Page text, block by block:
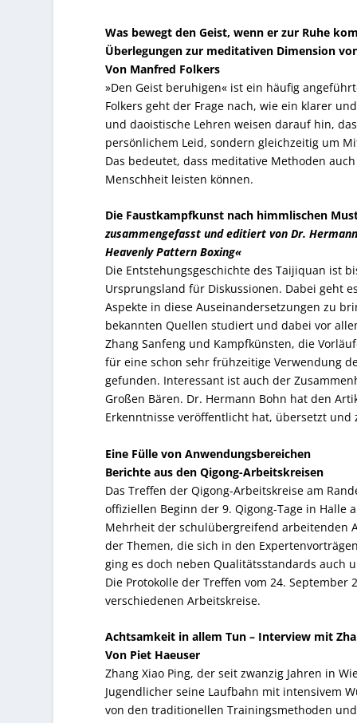
Was bewegt den Geist, wenn er zur Ruhe
Überlegungen zur meditativen Dimension
Von Manfred Folkers
»Den Geist beruhigen« ist ein häufig
Folkers geht der Frage nach, wie ein klarer
und daoistische Lehren weisen darauf hin,
persönlichem Leid, sondern gleichzeitig um
Das bedeutet, dass meditative Methoden
Menschheit leisten können.
Die Faustkampfkunst nach himmlischen
zusammengefasst und editiert von Dr.
Heavenly Pattern Boxing«
Die Entstehungsgeschichte des Taijiquan ist
Ursprungsland für Diskussionen. Dabei geht
Aspekte in diese Auseinandersetzungen zu
bekannten Quellen studiert und dabei vor
Zhang Sanfeng und Kampfkünsten, die
für eine schon sehr frühzeitige Verwendung
gefunden. Interessant ist auch der
Großen Bären. Dr. Hermann Bohn hat den
Erkenntnisse veröffentlicht hat, übersetzt und
Eine Fülle von Anwendungsbereichen
Berichte aus den Qigong-Arbeitskreisen
Das Treffen der Qigong-Arbeitskreise am
offiziellen Beginn der 9. Qigong-Tage in Halle
Mehrheit der schulübergreifend arbeitenden
der Themen, die sich in den
ging es doch neben Qualitätsstandards auch
Die Protokolle der Treffen vom 24.
verschiedenen Arbeitskreise.
Achtsamkeit in allem Tun – Interview mit
Von Piet Haeuser
Zhang Xiao Ping, der seit zwanzig Jahren in
Jugendlicher seine Laufbahn mit intensivem
von den traditionellen Trainingsmethoden